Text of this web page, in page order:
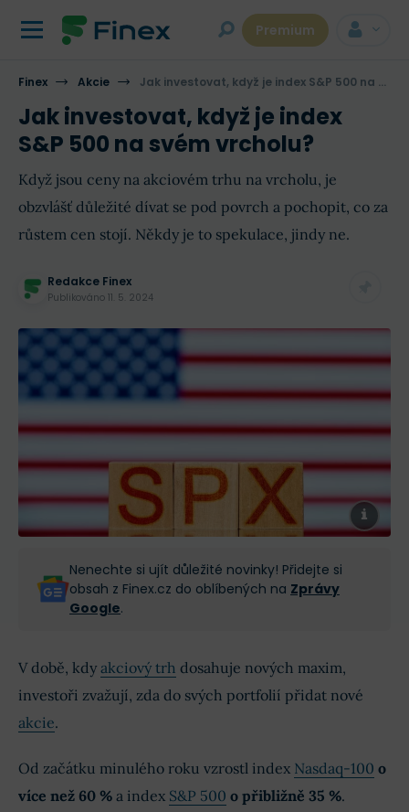
Premium
Finex Akcie Jak investovat, když je index S&P 500 na svém vrcholu?
Jak investovat, když je index
S&P 500 na svém vrcholu?
Když jsou ceny na akciovém trhu na vrcholu, je
obzvlášť důležité dívat se pod povrch a pochopit, co za
růstem cen stojí. Někdy je to spekulace, jindy ne.
Redakce Finex
Publikováno 11. 5. 2024
Nenechte si ujít důležité novinky! Přidejte si
obsah z Finex.cz do oblíbených na Zprávy
Google.
V době, kdy akciový trh dosahuje nových maxim,
investoři zvažují, zda do svých portfolií přidat nové
akcie.
Od začátku minulého roku vzrostl index Nasdaq-100 o
více než 60 % a index S&P 500 o přibližně 35 %.